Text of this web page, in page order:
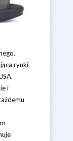
rynki
i